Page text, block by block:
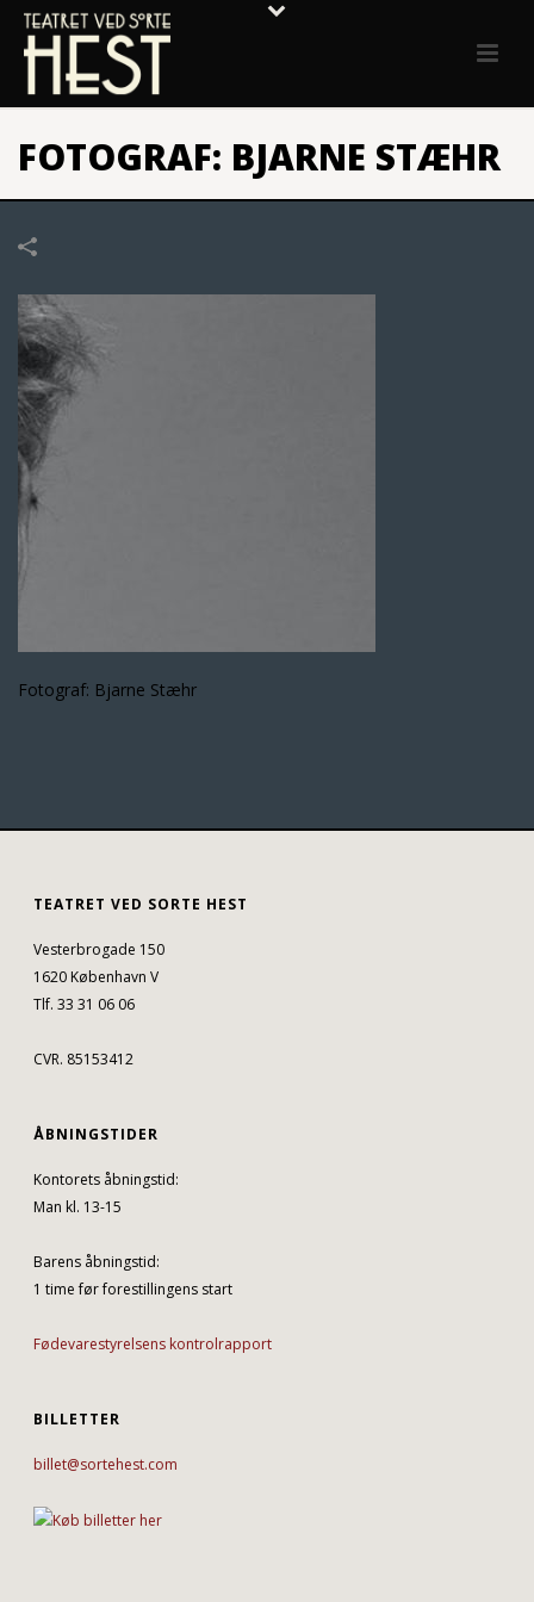
FOTOGRAF: BJARNE STÆHR
Fotograf: Bjarne Stæhr
TEATRET VED SORTE HEST
Vesterbrogade 150
1620 København V
Tlf. 33 31 06 06
CVR. 85153412
ÅBNINGSTIDER
Kontorets åbningstid:
Man kl. 13-15
Barens åbningstid:
1 time før forestillingens start
Fødevarestyrelsens kontrolrapport
BILLETTER
billet@sortehest.com